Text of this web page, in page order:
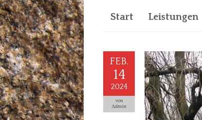
Start Leistungen
FEB.
14
2024
von
Admin